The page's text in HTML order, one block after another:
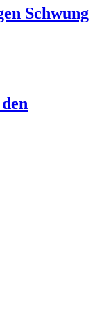
Schwung